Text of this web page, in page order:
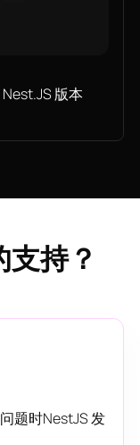
版本
持？
题时NestJS 发